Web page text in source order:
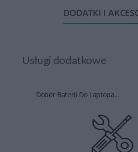
DODATKI I
Usługi dodatkowe
Dobór Baterii Do Laptopa...